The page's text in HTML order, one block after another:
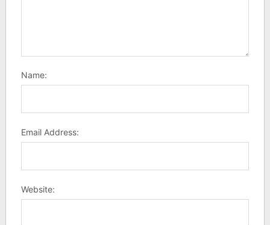
Name:
Email Address:
Website: